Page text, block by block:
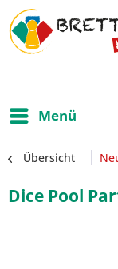
Menü
Übersicht
Dice Pool